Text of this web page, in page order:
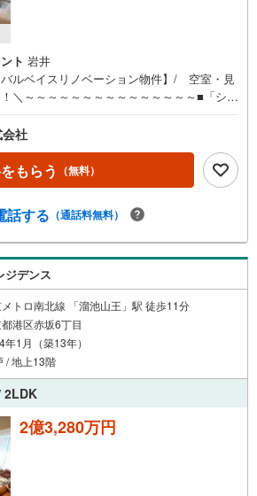
ト 岩井
バルベイスリノベーション物件】/ 空室・見
＼～～～～～～～～～～～～～～～■「シミ
的な空間×高い耐震性を叶える設計■＜長期
マンション■コンシェルジュ・ポーターサー
便やゲスト対応、タクシー手配など）■スカ
多彩な共用設備有■安心の5段階セキュリテ
～～～～～～-Daigasグループの当社グローバ
ベーションマンション累計6000戸の供給実
調達・リノベーション実績で培ったノウハ
。 ご予約いただくとご見学がスムーズで
10:00～19:00】スマホの方は右下の電話
。または「室内・現地を見学する（無
りご希望の日時をご記入いただけますとス
が可能です。お気軽にお問い合わせくださ
社
もらう （無料）
話する （通話料無料）
ジデンス
トロ南北線 「溜池山王」駅 徒歩11分
港区赤坂6丁目
年1月（築13年）
/ 地上13階
2LDK
2億3,280万円